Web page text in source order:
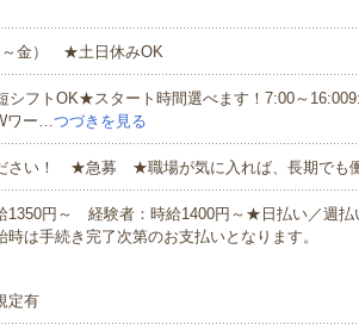
～金） ★土日休みOK
シフトOK★スタート時間選べます！7:00～
ワー…つづきを見る
さい！ ★急募 ★職場が気に入れば、長期でも
1350円～ 経験者：時給1400円～★日払い／週払
は手続き完了次第のお支払いとなります。
定有